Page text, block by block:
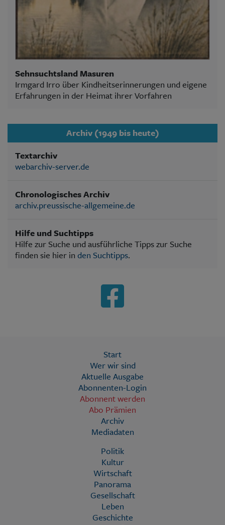
Sehnsuchtsland Masuren
Irmgard Irro über Kindheitserinnerungen und eigene
Erfahrungen in der Heimat ihrer Vorfahren
Archiv (1949 bis heute)
Textarchiv
webarchiv-server.de
Chronologisches Archiv
archiv.preussische-allgemeine.de
Hilfe und Suchtipps
Hilfe zur Suche und ausführliche Tipps zur Suche
finden sie hier in den Suchtipps.
Start
Wer wir sind
Aktuelle Ausgabe
Abonnenten-Login
Abonnent werden
Abo Prämien
Archiv
Mediadaten
Politik
Kultur
Wirtschaft
Panorama
Gesellschaft
Leben
Geschichte